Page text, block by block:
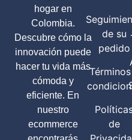
hogar en
Colombia.
Descubre cómo la
innovación puede
hacer tu vida más
cómoda y
eficiente. En
nuestro
ecommerce
de su
pedido
de